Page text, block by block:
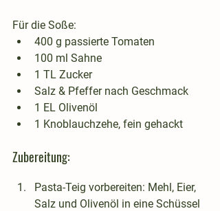
Für die Soße:
400 g passierte Tomaten
100 ml Sahne
1 TL Zucker
Salz & Pfeffer nach Geschmack
1 EL Olivenöl
1 Knoblauchzehe, fein gehackt
Zubereitung:
Pasta-Teig vorbereiten: Mehl, Eier,
Salz und Olivenöl in eine Schüssel